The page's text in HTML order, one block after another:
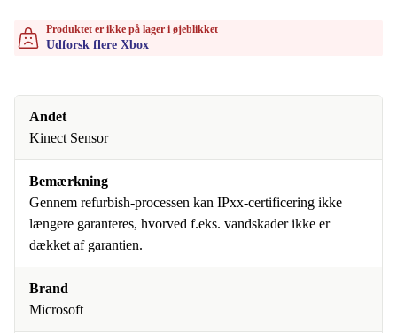
Produktet er ikke på lager i øjeblikket
Udforsk flere Xbox
Andet
Kinect Sensor
Bemærkning
Gennem refurbish-processen kan IPxx-certificering ikke
længere garanteres, hvorved f.eks. vandskader ikke er
dækket af garantien.
Brand
Microsoft